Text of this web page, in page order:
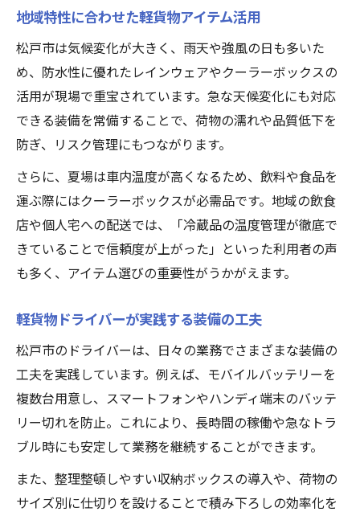
地域特性に合わせた軽貨物アイテム活用
松戸市は気候変化が大きく、雨天や強風の日も多いた
め、防水性に優れたレインウェアやクーラーボックスの
活用が現場で重宝されています。急な天候変化にも対応
できる装備を常備することで、荷物の濡れや品質低下を
防ぎ、リスク管理にもつながります。
さらに、夏場は車内温度が高くなるため、飲料や食品を
運ぶ際にはクーラーボックスが必需品です。地域の飲食
店や個人宅への配送では、「冷蔵品の温度管理が徹底で
きていることで信頼度が上がった」といった利用者の声
も多く、アイテム選びの重要性がうかがえます。
軽貨物ドライバーが実践する装備の工夫
松戸市のドライバーは、日々の業務でさまざまな装備の
工夫を実践しています。例えば、モバイルバッテリーを
複数台用意し、スマートフォンやハンディ端末のバッテ
リー切れを防止。これにより、長時間の稼働や急なトラ
ブル時にも安定して業務を継続することができます。
また、整理整頓しやすい収納ボックスの導入や、荷物の
サイズ別に仕切りを設けることで積み下ろしの効率化を